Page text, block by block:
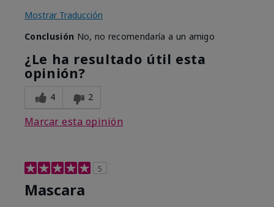
Mostrar Traducción
Conclusión No, no recomendaría a un amigo
¿Le ha resultado útil esta
opinión?
4 2
Marcar esta opinión
5
Mascara